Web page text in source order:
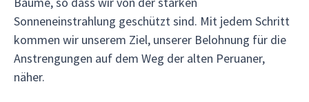
Sonneneinstrahlung geschützt sind. Mit jedem Schritt
kommen wir unserem Ziel, unserer Belohnung für die
Anstrengungen auf dem Weg der alten Peruaner,
näher.